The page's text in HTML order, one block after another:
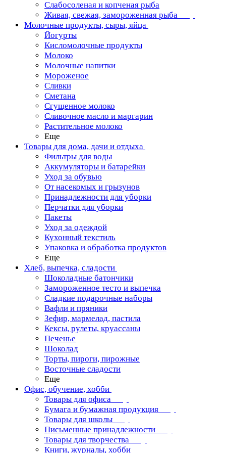
Слабосоленая и копченая рыба
Живая, свежая, замороженная рыба
Молочные продукты, сыры, яйца
Йогурты
Кисломолочные продукты
Молоко
Молочные напитки
Мороженое
Сливки
Сметана
Сгущенное молоко
Сливочное масло и маргарин
Растительное молоко
Еще
Товары для дома, дачи и отдыха
Фильтры для воды
Аккумуляторы и батарейки
Уход за обувью
От насекомых и грызунов
Принадлежности для уборки
Перчатки для уборки
Пакеты
Уход за одеждой
Кухонный текстиль
Упаковка и обработка продуктов
Еще
Хлеб, выпечка, сладости
Шоколадные батончики
Замороженное тесто и выпечка
Сладкие подарочные наборы
Вафли и пряники
Зефир, мармелад, пастила
Кексы, рулеты, круассаны
Печенье
Шоколад
Торты, пироги, пирожные
Восточные сладости
Еще
Офис, обучение, хобби
Товары для офиса
Бумага и бумажная продукция
Товары для школы
Письменные принадлежности
Товары для творчества
Книги, журналы, хобби